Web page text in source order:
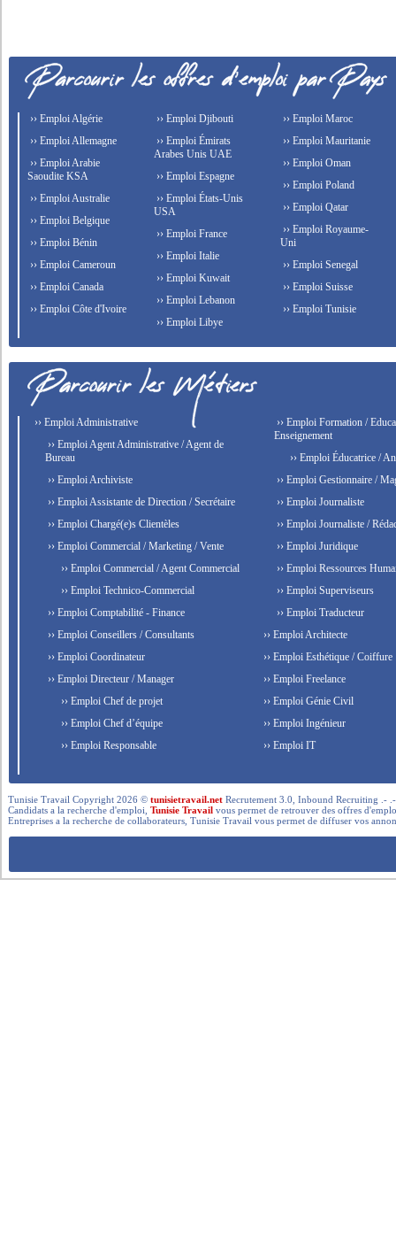
›› Emploi Algérie
›› Emploi Allemagne
›› Emploi Arabie
Saoudite KSA
›› Emploi Australie
›› Emploi Belgique
›› Emploi Bénin
›› Emploi Cameroun
›› Emploi Canada
›› Emploi Côte d'Ivoire
›› Emploi Djibouti
›› Emploi Émirats
Arabes Unis UAE
›› Emploi Espagne
›› Emploi États-Unis
USA
›› Emploi France
›› Emploi Italie
›› Emploi Kuwait
›› Emploi Lebanon
›› Emploi Libye
›› Emploi Maroc
›› Emploi Mauritanie
›› Emploi Oman
›› Emploi Poland
›› Emploi Qatar
›› Emploi Royaume-
Uni
›› Emploi Senegal
›› Emploi Suisse
›› Emploi Tunisie
›› Emploi Administrative
›› Emploi Agent Administrative / Agent de
Bureau
›› Emploi Archiviste
›› Emploi Assistante de Direction / Secrétaire
›› Emploi Chargé(e)s Clientèles
›› Emploi Commercial / Marketing / Vente
›› Emploi Commercial / Agent Commercial
›› Emploi Technico-Commercial
›› Emploi Comptabilité - Finance
›› Emploi Conseillers / Consultants
›› Emploi Coordinateur
›› Emploi Directeur / Manager
›› Emploi Chef de projet
›› Emploi Chef d’équipe
›› Emploi Responsable
›› Emploi Formation /
Enseignement
›› Emploi Éducatrice /
›› Emploi Gestionnaire /
›› Emploi Journaliste
›› Emploi Journaliste /
›› Emploi Juridique
›› Emploi Ressources
›› Emploi Superviseurs
›› Emploi Traducteur
›› Emploi Architecte
›› Emploi Esthétique / Coiffure
›› Emploi Freelance
›› Emploi Génie Civil
›› Emploi Ingénieur
›› Emploi IT
Tunisie Travail Copyright 2026 ©tunisietravail.net Recrutement 3.0, Inbound Recruiting .-
Candidats a la recherche d'emploi,Tunisie Travail vous permet de retrouver des offres
Entreprises a la recherche de collaborateurs, Tunisie Travail vous permet de diffuser vos